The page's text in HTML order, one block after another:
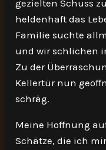
gezielten Schuss
heldenhaft das
Familie suchte
und wir schlichen
Zu der
Kellertür nun
schräg.
Meine Hoffnung
Schätze, die ich